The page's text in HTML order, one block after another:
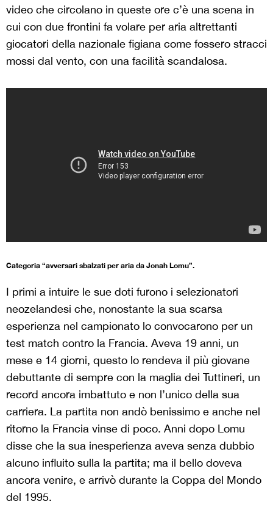
video che circolano in queste ore c’è una scena in
cui con due frontini fa volare per aria altrettanti
giocatori della nazionale figiana come fossero stracci
mossi dal vento, con una facilità scandalosa.
Categoria “avversari sbalzati per aria da Jonah Lomu”.
I primi a intuire le sue doti furono i selezionatori
neozelandesi che, nonostante la sua scarsa
esperienza nel campionato lo convocarono per un
test match contro la Francia. Aveva 19 anni, un
mese e 14 giorni, questo lo rendeva il più giovane
debuttante di sempre con la maglia dei Tuttineri, un
record ancora imbattuto e non l’unico della sua
carriera. La partita non andò benissimo e anche nel
ritorno la Francia vinse di poco. Anni dopo Lomu
disse che la sua inesperienza aveva senza dubbio
alcuno influito sulla la partita; ma il bello doveva
ancora venire, e arrivò durante la Coppa del Mondo
del 1995.